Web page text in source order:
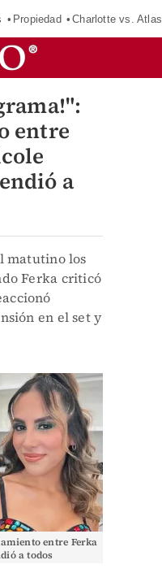
Propiedad Charlotte vs. Atlas
entre
a
matutino los
Ferka criticó
en el set y
entre Ferka
a todos